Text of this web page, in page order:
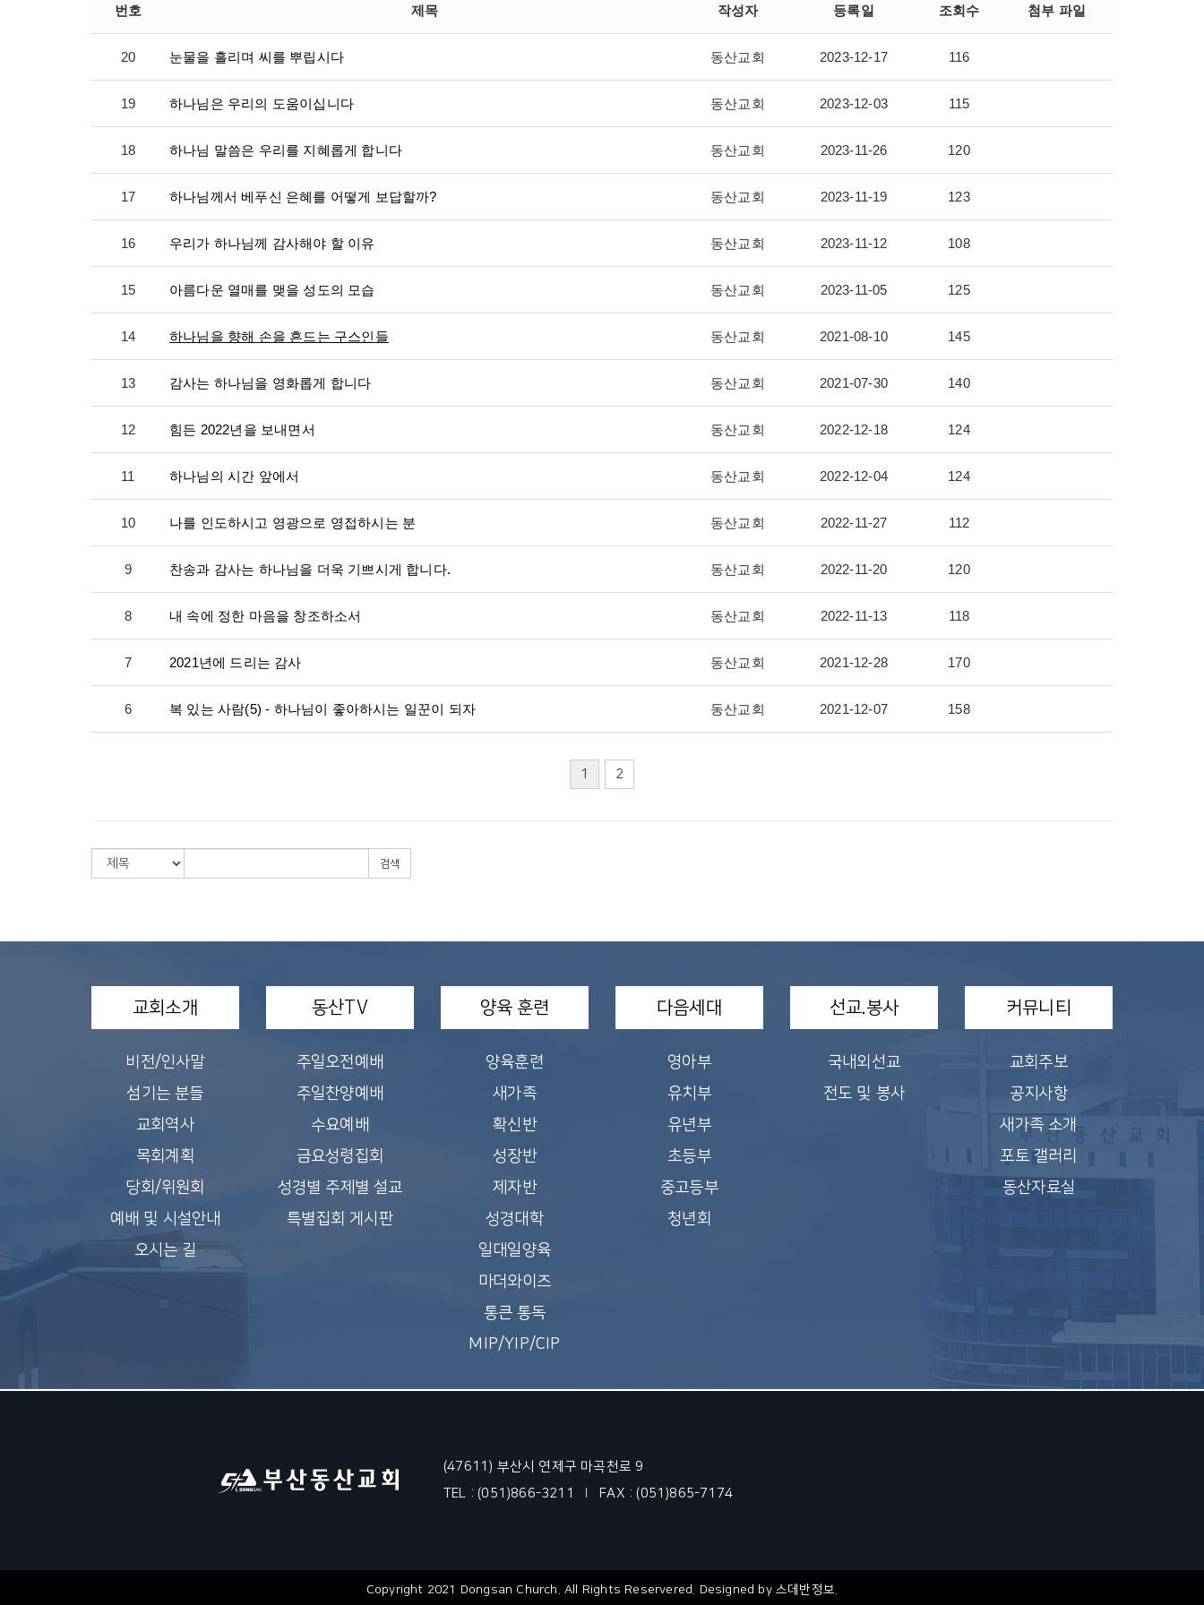
번호 제목 작성자 등록일 조회수 첨부 파일
20 눈물을 흘리며 씨를 뿌립시다 동산교회 2023-12-17 116
19 하나님은 우리의 도움이십니다 동산교회 2023-12-03 115
18 하나님 말씀은 우리를 지혜롭게 합니다 동산교회 2023-11-26 120
17 하나님께서 베푸신 은혜를 어떻게 보답할까? 동산교회 2023-11-19 123
16 우리가 하나님께 감사해야 할 이유 동산교회 2023-11-12 108
15 아름다운 열매를 맺을 성도의 모습 동산교회 2023-11-05 125
14 하나님을 향해 손을 흔드는 구스인들 동산교회 2021-08-10 145
13 감사는 하나님을 영화롭게 합니다 동산교회 2021-07-30 140
12 힘든 2022년을 보내면서 동산교회 2022-12-18 124
11 하나님의 시간 앞에서 동산교회 2022-12-04 124
10 나를 인도하시고 영광으로 영접하시는 분 동산교회 2022-11-27 112
9 찬송과 감사는 하나님을 더욱 기쁘시게 합니다. 동산교회 2022-11-20 120
8 내 속에 정한 마음을 창조하소서 동산교회 2022-11-13 118
7 2021년에 드리는 감사 동산교회 2021-12-28 170
6 복 있는 사람(5) - 하나님이 좋아하시는 일꾼이 되자 동산교회 2021-12-07 158
1 2
검색
교회소개
비전/인사말
섬기는 분들
교회역사
목회계획
당회/위원회
예배 및 시설안내
오시는 길
동산TV
주일오전예배
주일찬양예배
수요예배
금요성령집회
성경별 주제별 설교
특별집회 게시판
양육 훈련
양육훈련
새가족
확신반
성장반
제자반
성경대학
일대일양육
마더와이즈
통큰 통독
MIP/YIP/CIP
다음세대
영아부
유치부
유년부
초등부
중고등부
청년회
선교.봉사
국내외선교
전도 및 봉사
커뮤니티
교회주보
공지사항
새가족 소개
포토 갤러리
동산자료실
(47611) 부산시 연제구 마곡천로 9
TEL : (051)866-3211
FAX : (051)865-7174
Copyright 2021 Dongsan Church. All Rights Reservered. Designed by 스데반정보.